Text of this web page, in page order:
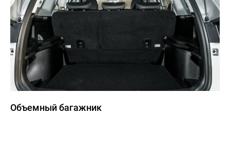
Объемный багажник